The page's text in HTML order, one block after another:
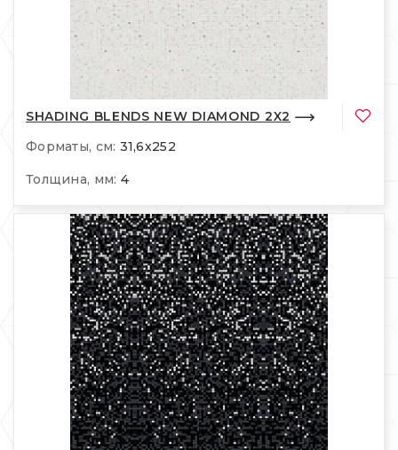
SHADING BLENDS NEW DIAMOND 2X2
Форматы, см: 31,6x252
Толщина, мм: 4